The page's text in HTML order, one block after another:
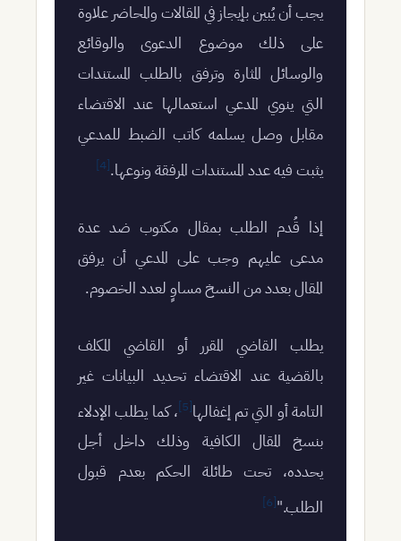
يجب أن يُبين بإيجاز في المقالات والمحاضر علاوة
على ذلك موضوع الدعوى والوقائع
والوسائل المثارة وترفق بالطلب المستندات
التي ينوي المدعي استعمالها عند الاقتضاء
مقابل وصل يسلمه كاتب الضبط للمدعي
يثبت فيه عدد المستندات المرفقة ونوعها.[4]
إذا قُدم الطلب بمقال مكتوب ضد عدة
مدعى عليهم وجب على المدعي أن يرفق
المقال بعدد من النسخ مساوٍ لعدد الخصوم.
يطلب القاضي المقرر أو القاضي المكلف
بالقضية عند الاقتضاء تحديد البيانات غير
التامة أو التي تم إغفالها[5]
، كما يطلب الإدلاء
بنسخ المقال الكافية وذلك داخل أجل
يحدده، تحت طائلة الحكم بعدم قبول
الطلب."[6]